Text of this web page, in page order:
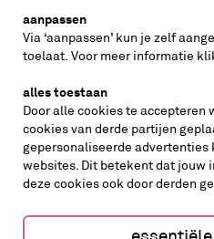
volg ons op
cookies aanpassen
aanpassen
Via ‘aanpassen’ kun je zelf
toelaat. Voor meer informatie
alles toestaan
Door alle cookies te accepteren
cookies van derde partijen
gepersonaliseerde advertenties
websites. Dit betekent dat jouw
deze cookies ook door derden